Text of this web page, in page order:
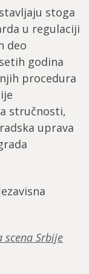
stoga
u regulaciji
deo
godina
procedura
stručnosti,
uprava
scena Srbije